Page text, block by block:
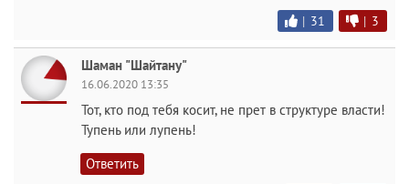
| 31 | 3
Шаман "Шайтану"
16.06.2020 13:35
Тот, кто под тебя косит, не прет в структуре власти!
Тупень или лупень!
Ответить